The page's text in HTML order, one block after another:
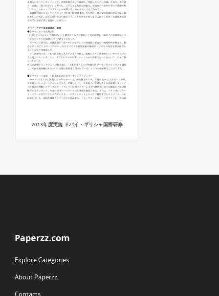
2013年度実施 ドバイ・ギリシャ国際研修
Paperzz.com
Explore Categories
About Paperzz
Contacts